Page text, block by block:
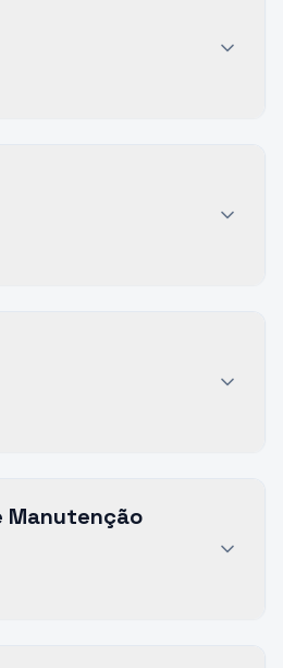
Manutenção